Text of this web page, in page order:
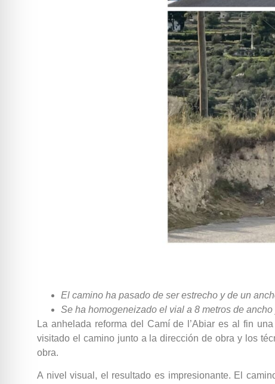
El camino ha pasado de ser estrecho y de un
Se ha homogeneizado el vial a 8 metros de
La anhelada reforma del Camí de l’Abiar es al fin
visitado el camino junto a la dirección de obra y los
obra.
A nivel visual, el resultado es impresionante. El